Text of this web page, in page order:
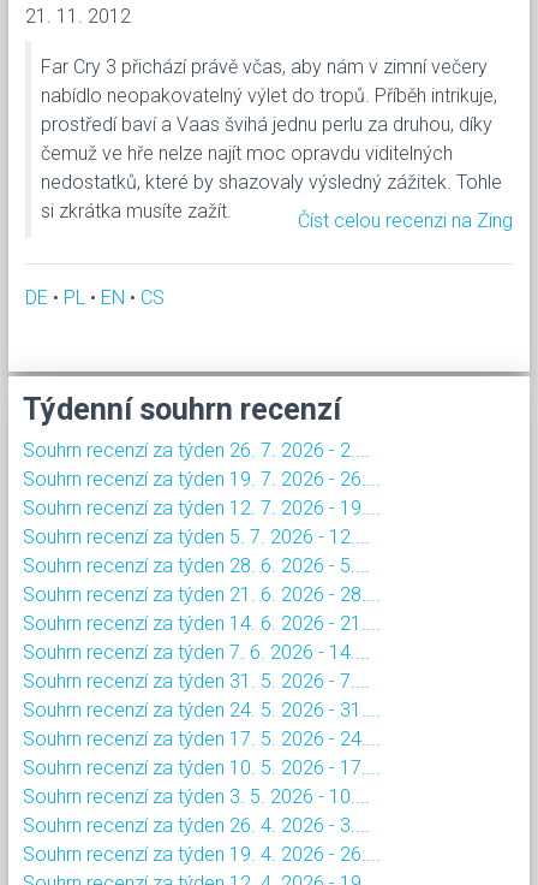
21. 11. 2012
Far Cry 3 přichází právě včas, aby nám v zimní večery
nabídlo neopakovatelný výlet do tropů. Příběh intrikuje,
prostředí baví a Vaas švihá jednu perlu za druhou, díky
čemuž ve hře nelze najít moc opravdu viditelných
nedostatků, které by shazovaly výsledný zážitek. Tohle
si zkrátka musíte zažít.
Číst celou recenzi na Zing
DE • PL • EN • CS
Týdenní souhrn recenzí
Souhrn recenzí za týden 26. 7. 2026 - 2....
Souhrn recenzí za týden 19. 7. 2026 - 26....
Souhrn recenzí za týden 12. 7. 2026 - 19....
Souhrn recenzí za týden 5. 7. 2026 - 12....
Souhrn recenzí za týden 28. 6. 2026 - 5....
Souhrn recenzí za týden 21. 6. 2026 - 28....
Souhrn recenzí za týden 14. 6. 2026 - 21....
Souhrn recenzí za týden 7. 6. 2026 - 14....
Souhrn recenzí za týden 31. 5. 2026 - 7....
Souhrn recenzí za týden 24. 5. 2026 - 31....
Souhrn recenzí za týden 17. 5. 2026 - 24....
Souhrn recenzí za týden 10. 5. 2026 - 17....
Souhrn recenzí za týden 3. 5. 2026 - 10....
Souhrn recenzí za týden 26. 4. 2026 - 3....
Souhrn recenzí za týden 19. 4. 2026 - 26....